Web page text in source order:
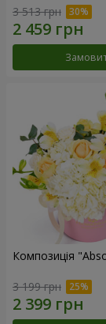
3 513 грн
Композиція
3 199 грн